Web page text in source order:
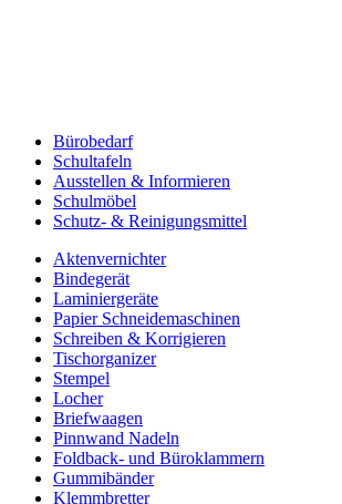
Bürobedarf
Schultafeln
Ausstellen & Informieren
Schulmöbel
Schutz- & Reinigungsmittel
Aktenvernichter
Bindegerät
Laminiergeräte
Papier Schneidemaschinen
Schreiben & Korrigieren
Tischorganizer
Stempel
Locher
Briefwaagen
Pinnwand Nadeln
Foldback- und Büroklammern
Gummibänder
Klemmbretter